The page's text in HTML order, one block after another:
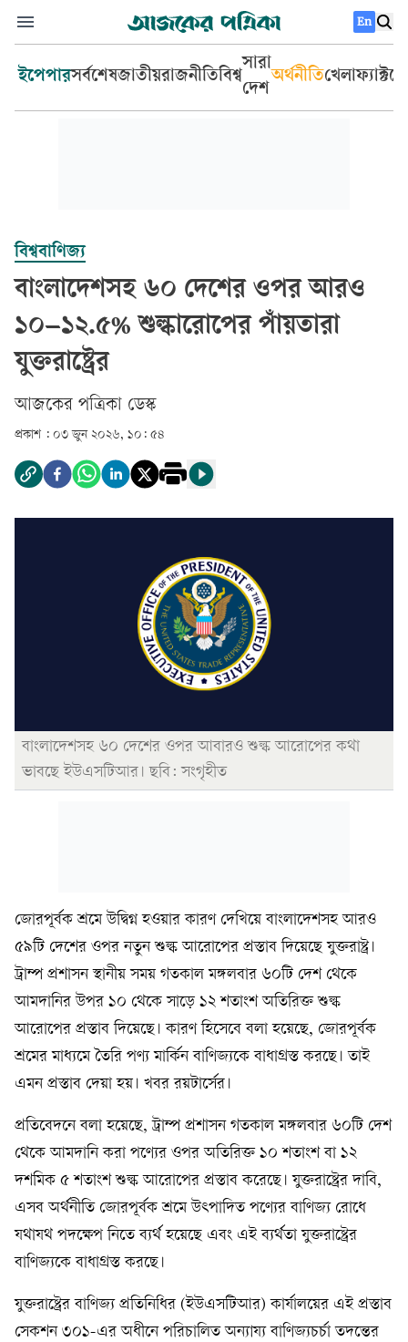
En
ইপেপারসর্বশেষজাতীয়রাজনীতিবিশ্ব
সারা
দেশ
অর্থনীতিখেলা
বিশ্ববাণিজ্য
বাংলাদেশসহ ৬০ দেশের ওপর আরও
১০–১২.৫% শুল্কারোপের পাঁয়তারা
যুক্তরাষ্ট্রের
আজকের পত্রিকা ডেস্ক­
প্রকাশ : ০৩ জুন ২০২৬, ১০: ৫৪
বাংলাদেশসহ ৬০ দেশের ওপর আবারও শুল্ক আরোপের কথা
ভাবছে ইউএসটিআর। ছবি: সংগৃহীত
জোরপূর্বক শ্রমে উদ্বিগ্ন হওয়ার কারণ দেখিয়ে বাংলাদেশসহ আরও
৫৯টি দেশের ওপর নতুন শুল্ক আরোপের প্রস্তাব দিয়েছে যুক্তরাষ্ট্র।
ট্রাম্প প্রশাসন স্থানীয় সময় গতকাল মঙ্গলবার ৬০টি দেশ থেকে
আমদানির উপর ১০ থেকে সাড়ে ১২ শতাংশ অতিরিক্ত শুল্ক
আরোপের প্রস্তাব দিয়েছে। কারণ হিসেবে বলা হয়েছে, জোরপূর্বক
শ্রমের মাধ্যমে তৈরি পণ্য মার্কিন বাণিজ্যকে বাধাগ্রস্ত করছে। তাই
এমন প্রস্তাব দেয়া হয়। খবর রয়টার্সের।
প্রতিবেদনে বলা হয়েছে, ট্রাম্প প্রশাসন গতকাল মঙ্গলবার ৬০টি দেশ
থেকে আমদানি করা পণ্যের ওপর অতিরিক্ত ১০ শতাংশ বা ১২
দশমিক ৫ শতাংশ শুল্ক আরোপের প্রস্তাব করেছে। যুক্তরাষ্ট্রের দাবি,
এসব অর্থনীতি জোরপূর্বক শ্রমে উৎপাদিত পণ্যের বাণিজ্য রোধে
যথাযথ পদক্ষেপ নিতে ব্যর্থ হয়েছে এবং এই ব্যর্থতা যুক্তরাষ্ট্রের
বাণিজ্যকে বাধাগ্রস্ত করছে।
যুক্তরাষ্ট্রের বাণিজ্য প্রতিনিধির (ইউএসটিআর) কার্যালয়ের এই প্রস্তাব
সেকশন ৩০১-এর অধীনে পরিচালিত অন্যায্য বাণিজ্যচর্চা তদন্তের